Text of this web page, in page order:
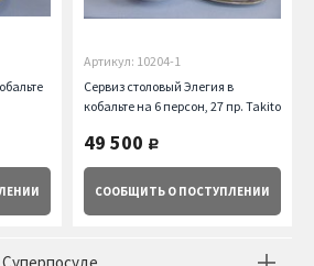
Артикул: 10204-1
Сервиз столовый Элегия в
кобальте на 6 персон, 27 пр. Takito
49 500 руб.
СООБЩИТЬ О ПОСТУПЛЕНИИ